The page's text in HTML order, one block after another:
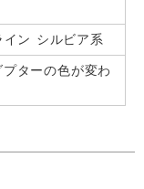
イン シルビア系
ターの色が変わ